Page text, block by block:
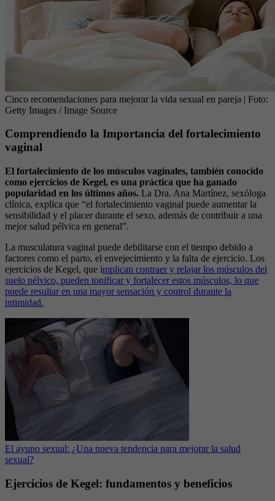
Cinco recomendaciones para mejorar la vida sexual en pareja | Foto:
Getty Images / Image Source
Comprendiendo la Importancia del fortalecimiento
vaginal
El fortalecimiento de los músculos vaginales, también conocido
como ejercicios de Kegel, es una práctica que ha ganado
popularidad en los últimos años. La Dra. Ana Martínez, sexóloga
clínica, explica que “el fortalecimiento vaginal puede aumentar la
sensibilidad y el placer durante el sexo, además de contribuir a una
mejor salud pélvica en general”.
La musculatura vaginal puede debilitarse con el tiempo debido a
factores como el parto, el envejecimiento y la falta de ejercicio. Los
ejercicios de Kegel, que implican contraer y relajar los músculos del
suelo pélvico, pueden tonificar y fortalecer estos músculos, lo que
puede resultar en una mayor sensación y control durante la
intimidad.
El ayuno sexual: ¿Una nueva tendencia para mejorar la salud
sexual?
Ejercicios de Kegel: fundamentos y beneficios